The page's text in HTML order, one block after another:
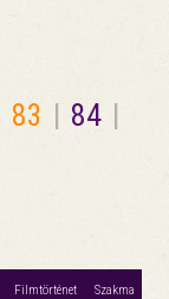
83 | 84 |
Filmtörténet Szakma